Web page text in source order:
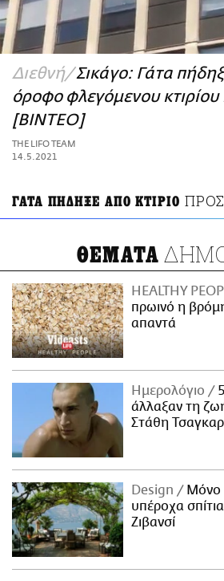
ΑΜΠΑ
PRINT
Διεθνή Σικάγο: Γάτα
όροφο φλεγόμενου
[ΒΙΝΤΕΟ]
THE LIFO TEAM
14.5.2021
ΓΑΤΑ ΠΗΔΗΞΕ ΑΠΟ ΚΤΙΡΙΟ
ΘΕΜΑΤΑ
HEALTHY
πρωινό η
απαντά
Ημερολόγιο
άλλαξαν τη
Στάθη
Design
Μόνο
υπέροχα
Ζιβανσί